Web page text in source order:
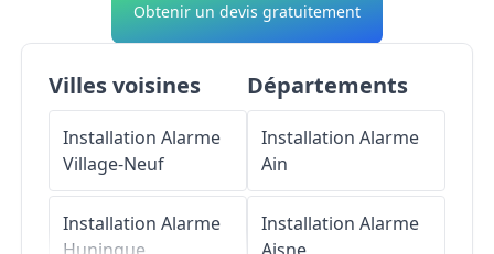
Obtenir un devis gratuitement
Villes voisines
Installation Alarme
Village-Neuf
Installation Alarme
Départements
Installation Alarme
Ain
Installation Alarme